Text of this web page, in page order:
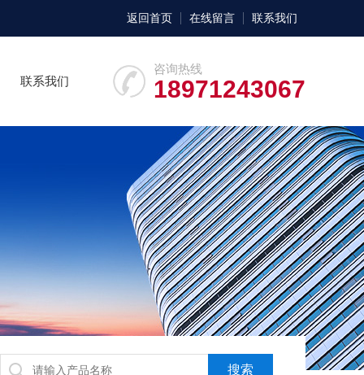
返回首页 在线留言 联系我们
咨询热线
18971243067
联系我们